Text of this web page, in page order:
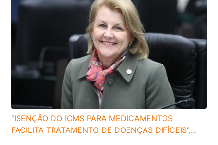
“ISENÇÃO DO ICMS PARA MEDICAMENTOS
FACILITA TRATAMENTO DE DOENÇAS DIFÍCEIS”,...